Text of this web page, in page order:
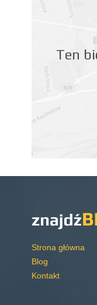
Ten
Strona główna
Blog
Kontakt